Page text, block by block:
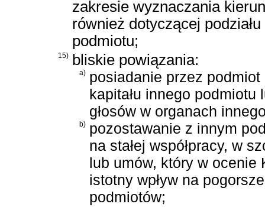
zakresie wyznaczania
również dotyczącej
podmiotu;
15) bliskie powiązania:
a) posiadanie przez
kapitału innego
głosów w organach
b) pozostawanie z innym
na stałej współpracy, w
lub umów, który w ocenie
istotny wpływ na
podmiotów;